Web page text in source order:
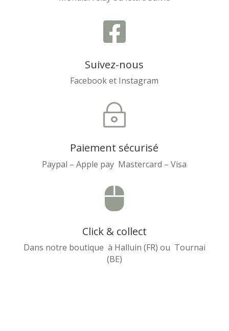

Suivez-nous
Facebook et Instagram
~
Paiement sécurisé
Paypal – Apple pay Mastercard – Visa

Click & collect
Dans notre boutique à Halluin (FR) ou Tournai
(BE)